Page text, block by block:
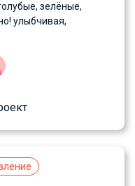
зелёные,
улыбчивая,